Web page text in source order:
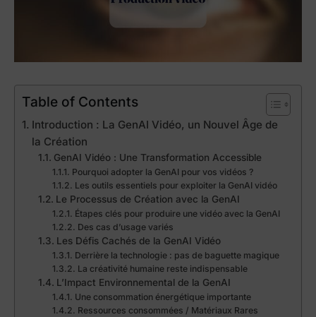
Table of Contents
Introduction : La GenAI Vidéo, un Nouvel Âge de
la Création
GenAI Vidéo : Une Transformation Accessible
Pourquoi adopter la GenAI pour vos vidéos ?
Les outils essentiels pour exploiter la GenAI vidéo
Le Processus de Création avec la GenAI
Étapes clés pour produire une vidéo avec la GenAI
Des cas d’usage variés
Les Défis Cachés de la GenAI Vidéo
Derrière la technologie : pas de baguette magique
La créativité humaine reste indispensable
L’Impact Environnemental de la GenAI
Une consommation énergétique importante
Ressources consommées / Matériaux Rares